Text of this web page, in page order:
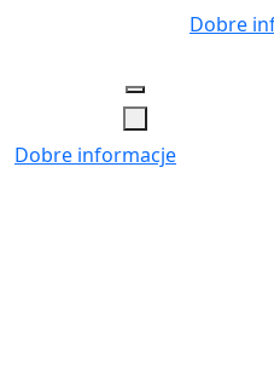
Dobre
Dobre informacje